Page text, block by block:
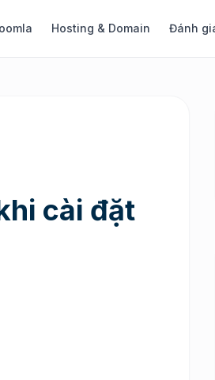
Hosting & Domain Đánh
cài đặt